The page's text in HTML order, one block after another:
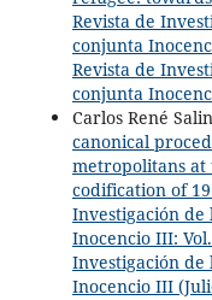
Revista de
conjunta
Revista de
conjunta
Carlos René
canonical
metropolitans at
codification of
Investigación
Inocencio III:
Investigación
Inocencio III